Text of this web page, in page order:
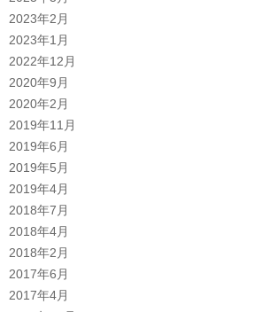
2023年2月
2023年1月
2022年12月
2020年9月
2020年2月
2019年11月
2019年6月
2019年5月
2019年4月
2018年7月
2018年4月
2018年2月
2017年6月
2017年4月